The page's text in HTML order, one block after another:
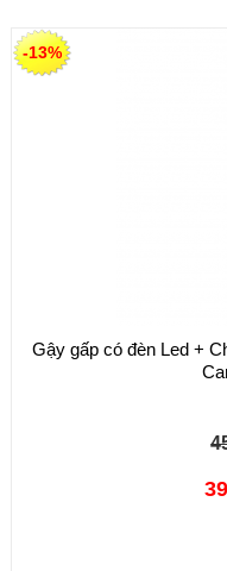
Gậy gấp có đèn Led +
-13%